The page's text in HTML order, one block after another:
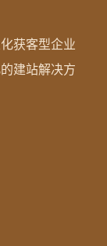
获客型企业
建站解决方